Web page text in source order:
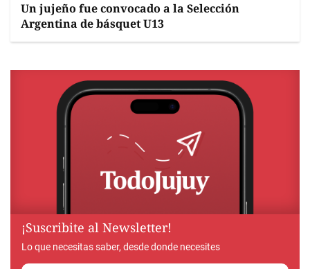
Un jujeño fue convocado a la Selección
Argentina de básquet U13
¡Suscribite al Newsletter!
Lo que necesitas saber, desde donde necesites